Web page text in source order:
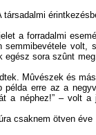
a forradalmi
volt,
sora szûnt
Mûvészek és
erre az a
a néphez!” – volt
csaknem ötven